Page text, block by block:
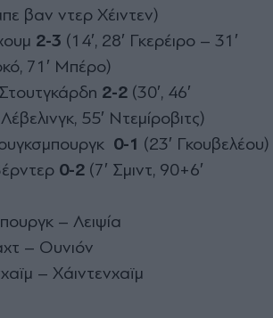
βαν ντερ Χέιντεν)
2-3 (14′, 28′ Γκερέιρο – 31′
71′ Μπέρο)
2-2 (30′, 46′
55′ Ντεμίροβιτς)
0-1 (23′ Γκουβελέου)
0-2 (7′ Σμιντ, 90+6′
– Λειψία
– Ουνιόν
– Χάιντενχαϊμ